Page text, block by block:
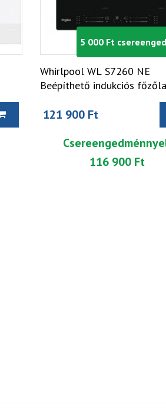
5 000 Ft
Whirlpool WL S7260 NE
Beépíthető indukciós
121 900 Ft
116 900 Ft